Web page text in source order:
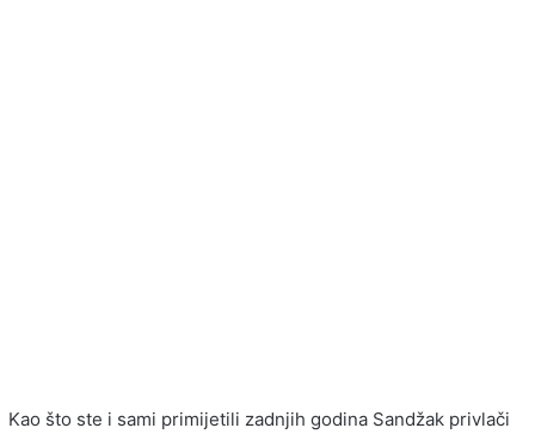
Kao što ste i sami primijetili zadnjih godina Sandžak privlači